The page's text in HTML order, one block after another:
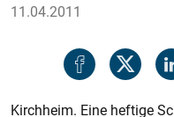
11.04.2011
Kirchheim. Eine heftige